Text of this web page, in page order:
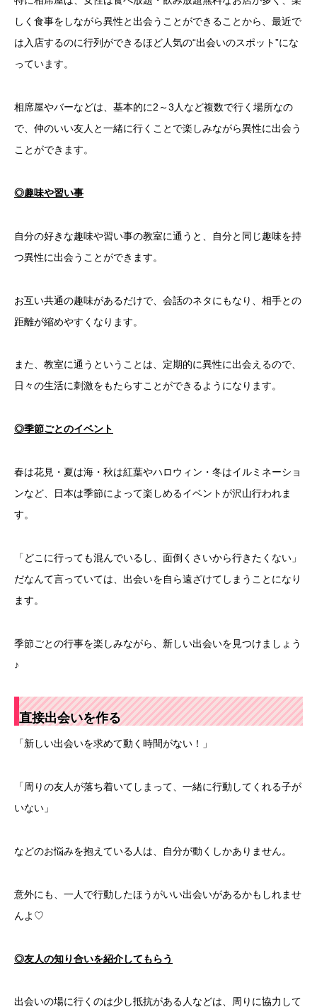
しく食事をしながら異性と出会うことができることから、最近で
は入店するのに行列ができるほど人気の“出会いのスポット”にな
っています。
相席屋やバーなどは、基本的に2～3人など複数で行く場所なの
で、仲のいい友人と一緒に行くことで楽しみながら異性に出会う
ことができます。
◎趣味や習い事
自分の好きな趣味や習い事の教室に通うと、自分と同じ趣味を持
つ異性に出会うことができます。
お互い共通の趣味があるだけで、会話のネタにもなり、相手との
距離が縮めやすくなります。
また、教室に通うということは、定期的に異性に出会えるので、
日々の生活に刺激をもたらすことができるようになります。
◎季節ごとのイベント
春は花見・夏は海・秋は紅葉やハロウィン・冬はイルミネーショ
ンなど、日本は季節によって楽しめるイベントが沢山行われま
す。
「どこに行っても混んでいるし、面倒くさいから行きたくない」
だなんて言っていては、出会いを自ら遠ざけてしまうことになり
ます。
季節ごとの行事を楽しみながら、新しい出会いを見つけましょう
♪
直接出会いを作る
「新しい出会いを求めて動く時間がない！」
「周りの友人が落ち着いてしまって、一緒に行動してくれる子が
いない」
などのお悩みを抱えている人は、自分が動くしかありません。
意外にも、一人で行動したほうがいい出会いがあるかもしれませ
んよ♡
◎友人の知り合いを紹介してもらう
出会いの場に行くのは少し抵抗がある人などは、周りに協力して